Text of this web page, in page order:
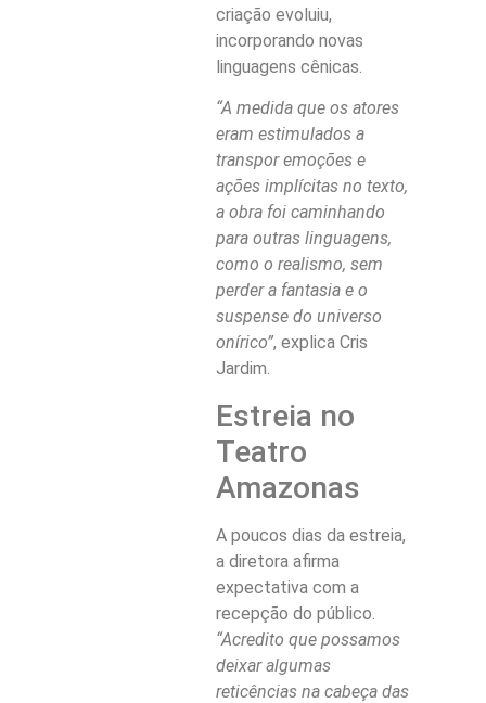
criação evoluiu,
incorporando novas
linguagens cênicas.
“A medida que os atores
eram estimulados a
transpor emoções e
ações implícitas no texto,
a obra foi caminhando
para outras linguagens,
como o realismo, sem
perder a fantasia e o
suspense do universo
onírico”, explica Cris
Jardim.
Estreia no
Teatro
Amazonas
A poucos dias da estreia,
a diretora afirma
expectativa com a
recepção do público.
“Acredito que possamos
deixar algumas
reticências na cabeça das